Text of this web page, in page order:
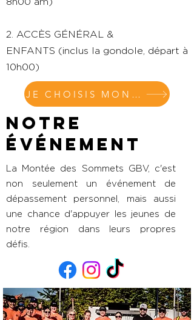
2. ACCÈS GÉNÉRAL &
ENFANTS (inclus la gondole, départ à
10h00)
JE CHOISIS MON BILLET
Notre
événement
La Montée des Sommets GBV, c'est
non seulement un événement de
dépassement personnel, mais aussi
une chance d'appuyer les jeunes de
notre région dans leurs propres
défis.